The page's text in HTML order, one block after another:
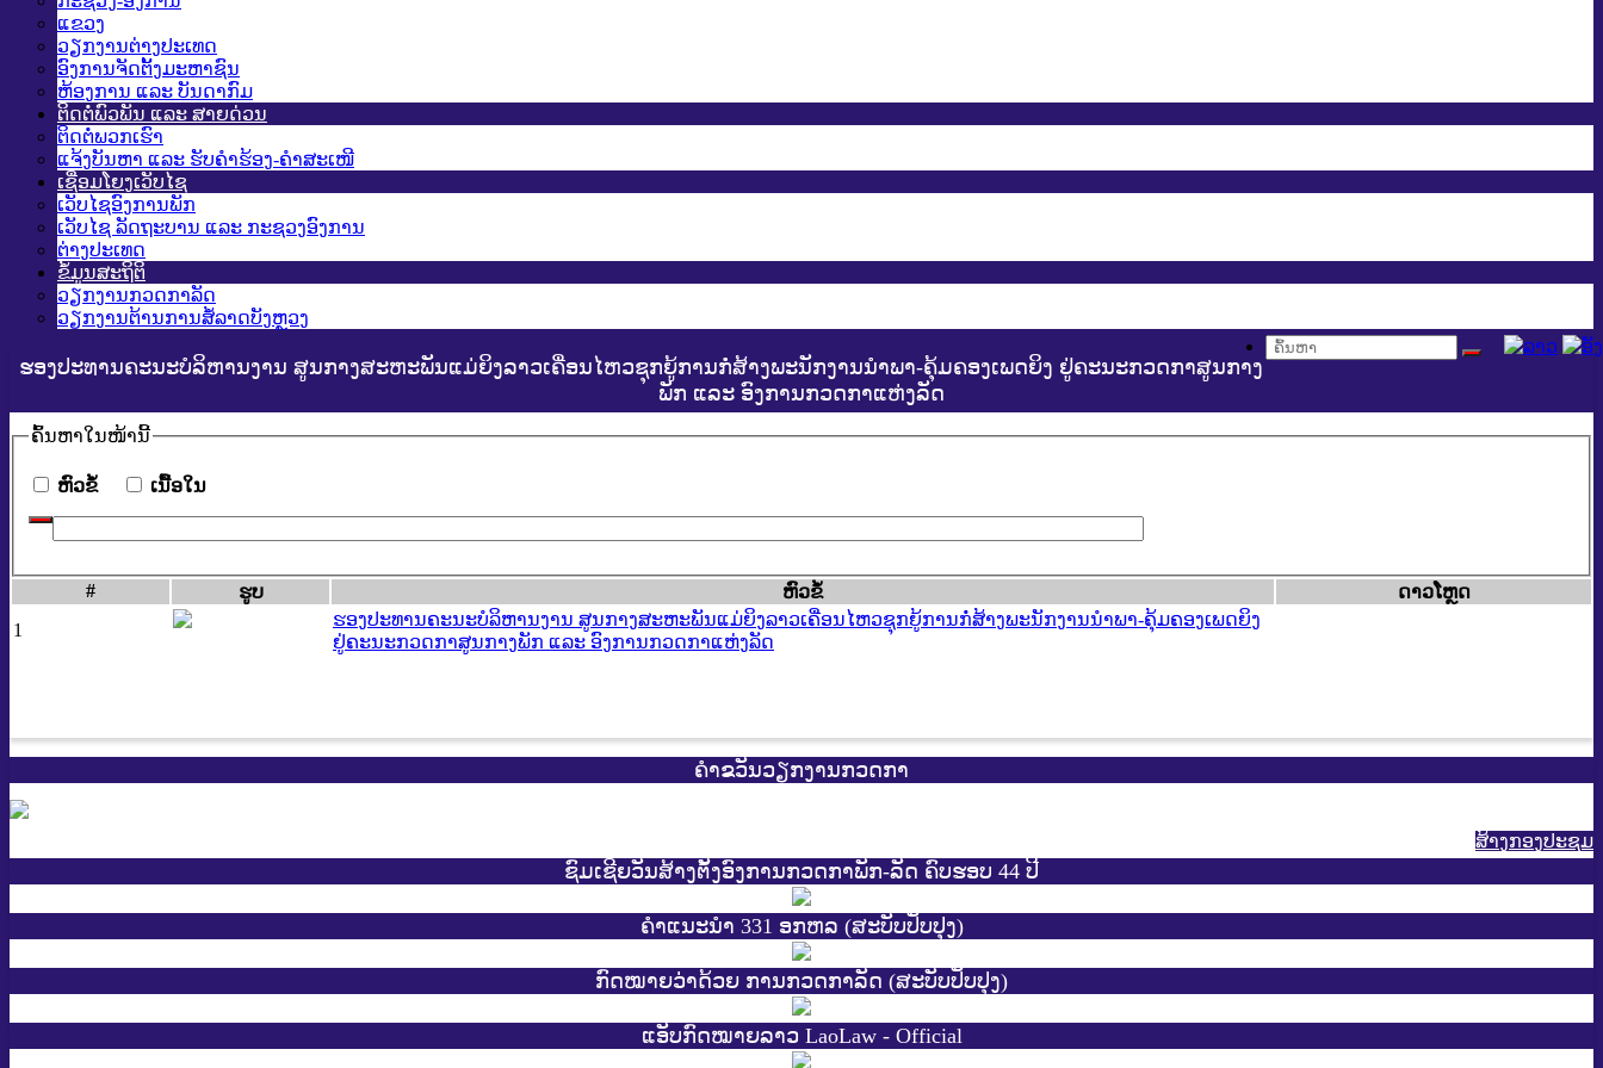
ແຂວງ
ວຽກງານຕ່າງປະເທດ
ອົງການຈັດຕັ້ງມະຫາຊົນ
ຫ້ອງການ ແລະ ບັນດາກົມ
ຕິດຕໍ່ພົວພັນ ແລະ ສາຍດ່ວນ
ຕິດຕໍ່ພວກເຮົາ
ແຈ້ງບັນຫາ ແລະ ຮັບຄໍາຮ້ອງ-ຄໍາສະເໜີ
ເຊື່ອມໂຍງເວັບໄຊ
ເວັບໄຊອົງການພັກ
ເວັບໄຊ ລັດຖະບານ ແລະ ກະຊວງອົງການ
ຕ່າງປະເທດ
ຂໍ້ມູນສະຖິຕິ
ວຽກງານກວດກາລັດ
ວຽກງານຕ້ານການສໍ້ລາດບັງຫຼວງ
ຮອງ​ປະ​ທານ​ຄະ​ນະ​ບໍ​ລິ​ຫານ​ງານ ສູນກາງສະຫະພັນແມ່ຍິງລາວເຄື່ອນໄຫວຊຸກຍູ້ການກໍ່​ສ້າງ​ພະນັກງານນໍາພາ-ຄຸ້ມຄອງເພດ​ຍິງ​ ຢູ່ຄະນະກວດກາສູນກາງ
ພັກ ແລະ ອົງການກວດກາແຫ່ງລັດ
ຄົ້ນ​ຫາ​ໃນ​ໜ້ານີ້
​ຫົວ​ຂໍ້ ​ເນື້ອ​ໃນ
# ຮູບ ​ຫົວ​ຂໍ້
ດາວ​ໂຫຼດ
1
ຮອງ​ປະ​ທານ​ຄະ​ນະ​ບໍ​ລິ​ຫານ​ງານ ສູນກາງສະຫະພັນແມ່ຍິງລາວເຄື່ອນໄຫວຊຸກຍູ້ການກໍ່​ສ້າງ​ພະນັກງານນໍາພາ-ຄຸ້ມຄອງເພດ​ຍິງ​
ຢູ່ຄະນະກວດກາສູນກາງພັກ ແລະ ອົງການກວດກາແຫ່ງລັດ
ຄຳຂວັນວຽກງານກວດກາ
ສ້າງກອງປະຊູມ
ຊົມເຊີຍວັນສ້າງຕັ້ງອົງການກວດກາພັກ-ລັດ ຄົບຮອບ 44 ປີ
ຄຳແນະນຳ 331 ອກຫລ (ສະບັບປັບປຸງ)
ກົດໝາຍວ່າດ້ວຍ ການກວດກາລັດ (ສະບັບປັບປຸງ)
ແອັບກົດໝາຍລາວ LaoLaw - Official